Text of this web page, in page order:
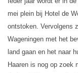
mei plein bij Hotel de
ontstoken. Vervolgens
Wageningen met het
land gaan en het naar
Haaren is nog op zoek